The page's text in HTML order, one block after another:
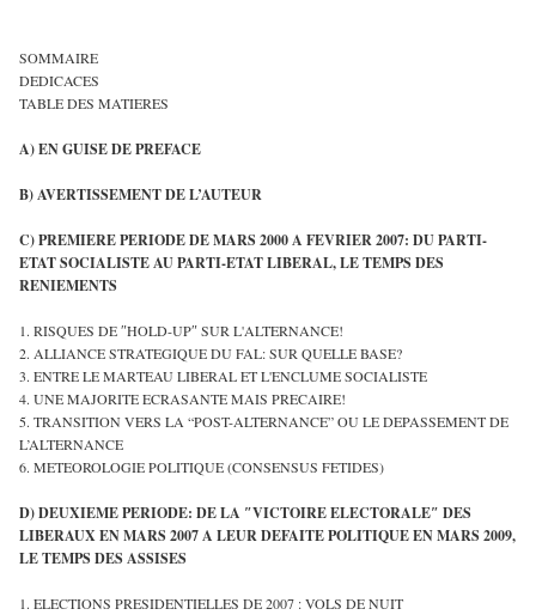
SOMMAIRE
DEDICACES
TABLE DES MATIERES
A)EN GUISE DE PREFACE
B)AVERTISSEMENT DE L’AUTEUR
C)PREMIERE PERIODE DE MARS 2000 A FEVRIER 2007: DU PARTI-
ETAT SOCIALISTE AU PARTI-ETAT LIBERAL, LE TEMPS DES
RENIEMENTS
1. RISQUES DE ″HOLD-UP″ SUR L'ALTERNANCE!
2. ALLIANCE STRATEGIQUE DU FAL: SUR QUELLE BASE?
3. ENTRE LE MARTEAU LIBERAL ET L'ENCLUME SOCIALISTE
4. UNE MAJORITE ECRASANTE MAIS PRECAIRE!
5. TRANSITION VERS LA “POST-ALTERNANCE” OU LE DEPASSEMENT DE
L’ALTERNANCE
6. METEOROLOGIE POLITIQUE (CONSENSUS FETIDES)
D) DEUXIEME PERIODE: DE LA ″VICTOIRE ELECTORALE″ DES
LIBERAUX EN MARS 2007 A LEUR DEFAITE POLITIQUE EN MARS 2009,
LE TEMPS DES ASSISES
1. ELECTIONS PRESIDENTIELLES DE 2007 : VOLS DE NUIT